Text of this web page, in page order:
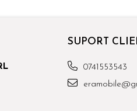
SUPORT
0741553543